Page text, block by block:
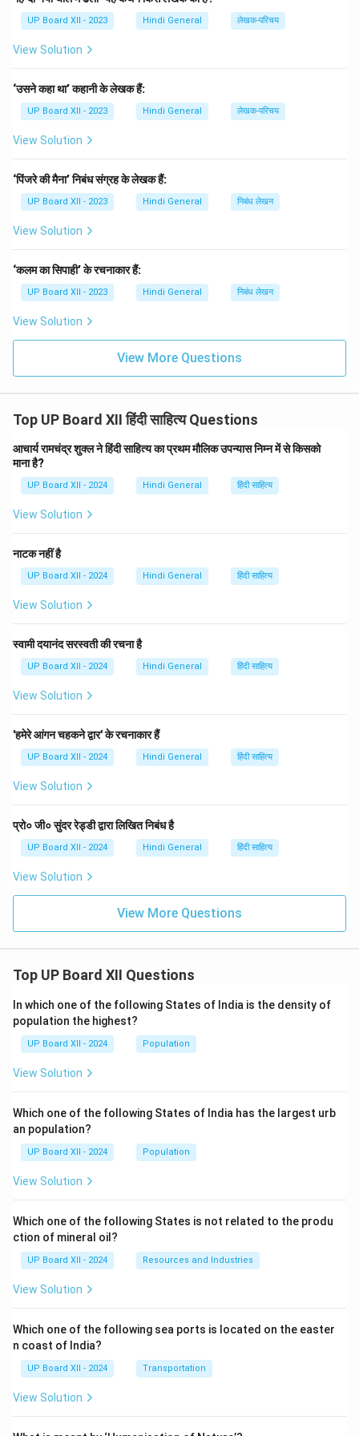
(C) इशा अला ख़ाँ:Incorrect — इस लेखक का 'रानी केतकी की
कहानी' से कोई संबंध नहीं है।
(D) मुंशी सदामुस्ख लाल:
Step 3: Conclusion.
The correct answer is(A) मुंशी प्रेमचंद
, as they wrote 'रानी
केतकी की कहानी'.
Download Solution in PDF
UP Board XII - 2023 Hindi General लेखक-परिचय
View Solution
‘उसने कहा था’ कहानी के लेखक हैं:
UP Board XII - 2023 Hindi General लेखक-परिचय
View Solution
‘पिंजरे की मैना’ निबंध संग्रह के लेखक हैं:
UP Board XII - 2023 Hindi General निबंध लेखन
View Solution
‘कलम का सिपाही’ के रचनाकार हैं:
UP Board XII - 2023 Hindi General निबंध लेखन
View Solution
View More Questions
Top UP Board XII हिंदी साहित्य Questions
आचार्य रामचंद्र शुक्ल ने हिंदी साहित्य का प्रथम मौलिक उपन्यास निम्न में से किसको
माना है?
UP Board XII - 2024 Hindi General हिंदी साहित्य
View Solution
नाटक नहीं है
UP Board XII - 2024 Hindi General हिंदी साहित्य
View Solution
स्वामी दयानंद सरस्वती की रचना है
UP Board XII - 2024 Hindi General हिंदी साहित्य
View Solution
'हमेरे आंगन चहकने द्वार' के रचनाकार हैं
UP Board XII - 2024 Hindi General हिंदी साहित्य
View Solution
प्रो० जी० सुंदर रेड्डी द्वारा लिखित निबंध है
UP Board XII - 2024 Hindi General हिंदी साहित्य
View Solution
View More Questions
Top UP Board XII Questions
In which one of the following States of India is the density of
population the highest?
UP Board XII - 2024 Population
View Solution
Which one of the following States of India has the largest urb
an population?
UP Board XII - 2024 Population
View Solution
Which one of the following States is not related to the produ
ction of mineral oil?
UP Board XII - 2024 Resources and Industries
View Solution
Which one of the following sea ports is located on the easter
n coast of India?
UP Board XII - 2024 Transportation
View Solution